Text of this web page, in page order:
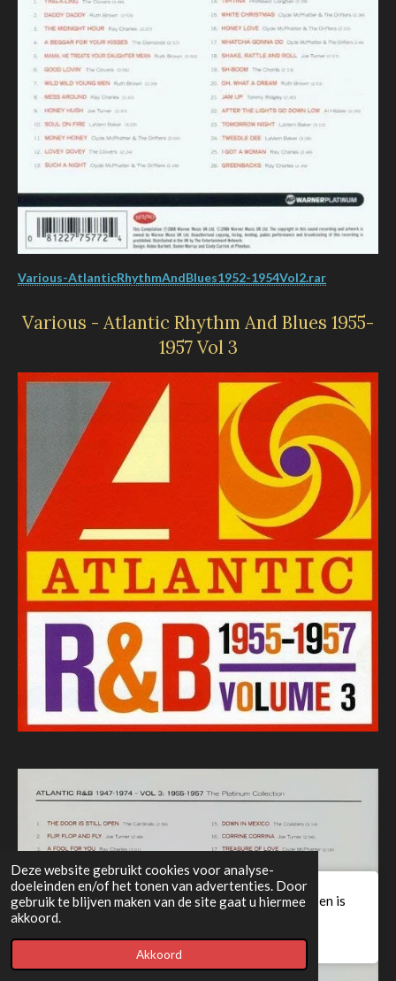
Deze website gebruikt cookies voor analyse-
doeleinden en/of het tonen van advertenties. Door
gebruik te blijven maken van de site gaat u hiermee
akkoord.
Akkoord
Various-AtlanticRhythmAndBlues1952-1954Vol2.rar
Various - Atlantic Rhythm And Blues 1955-
1957 Vol 3
Deze website staat in de preview modus en is